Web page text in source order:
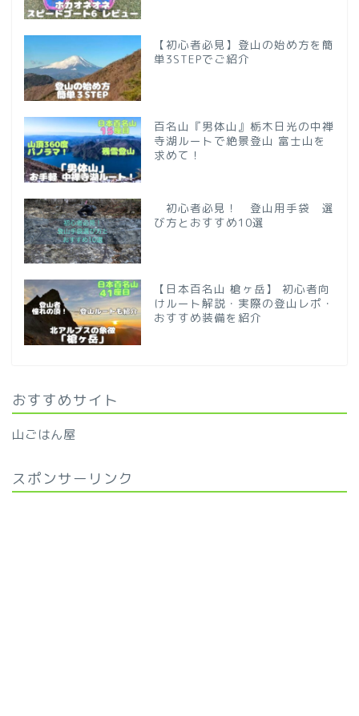
【初心者必見】登山の始め方を簡
単3STEPでご紹介
百名山『男体山』栃木日光の中禅
寺湖ルートで絶景登山 富士山を
求めて！
初心者必見！ 登山用手袋 選
び方とおすすめ10選
【日本百名山 槍ヶ岳】 初心者向
けルート解説・実際の登山レポ・
おすすめ装備を紹介
おすすめサイト
山ごはん屋
スポンサーリンク